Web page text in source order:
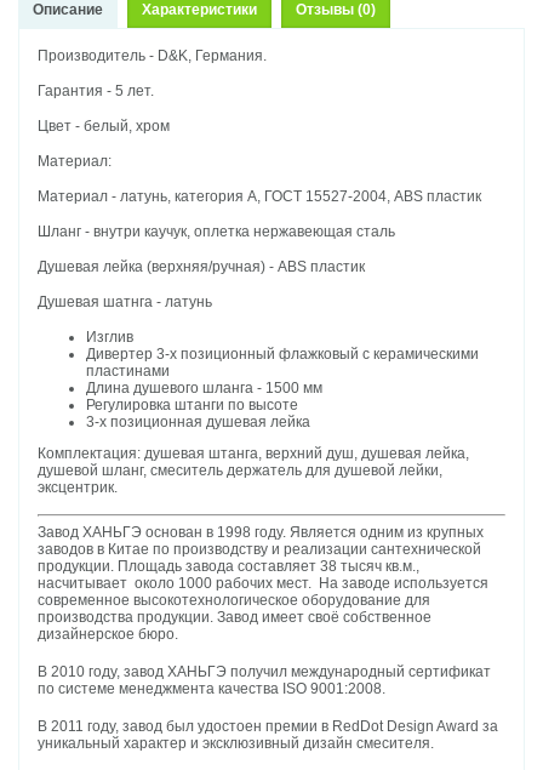
Описание Характеристики Отзывы (0)
Производитель - D&K, Германия.
Гарантия - 5 лет.
Цвет - белый, хром
Материал:
Материал - латунь, категория А, ГОСТ 15527-2004,ABS пластик
Шланг - внутри каучук, оплетка нержавеющая сталь
Душевая лейка (верхняя/ручная) - ABS пластик
Душевая шатнга - латунь
Изглив
Дивертер 3-х позиционный флажковый с керамическими
пластинами
Длина душевого шланга - 1500 мм
Регулировка штанги по высоте
3-х позиционная душевая лейка
Комплектация: душевая штанга, верхний душ, душевая лейка,
душевой шланг, смеситель держатель для душевой лейки,
эксцентрик.
Завод ХАНЬГЭ основан в 1998 году. Является одним из крупных
заводов в Китае по производству и реализации сантехнической
продукции. Площадь завода составляет 38 тысяч кв.м.,
насчитывает около 1000 рабочих мест. На заводе используется
современное высокотехнологическое оборудование для
производства продукции. Завод имеет своё собственное
дизайнерское бюро.
В 2010 году, завод ХАНЬГЭ получил международный сертификат
по системе менеджмента качества ISO 9001:2008.
В 2011 году, завод был удостоен премии в RedDot Design Award за
уникальный характер и эксклюзивный дизайн смесителя.